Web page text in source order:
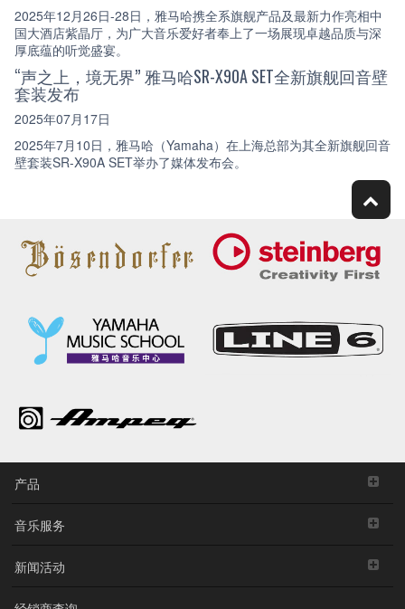
2025年12月26日-28日，雅马哈携全系旗舰产品及最新力作亮相中
国大酒店紫晶厅，为广大音乐爱好者奉上了一场展现卓越品质与深
厚底蕴的听觉盛宴。
“声之上，境无界” 雅马哈SR-X90A SET全新旗舰回音壁
套装发布
2025年07月17日
2025年7月10日，雅马哈（Yamaha）在上海总部为其全新旗舰回音
壁套装SR-X90A SET举办了媒体发布会。
产品
音乐服务
新闻活动